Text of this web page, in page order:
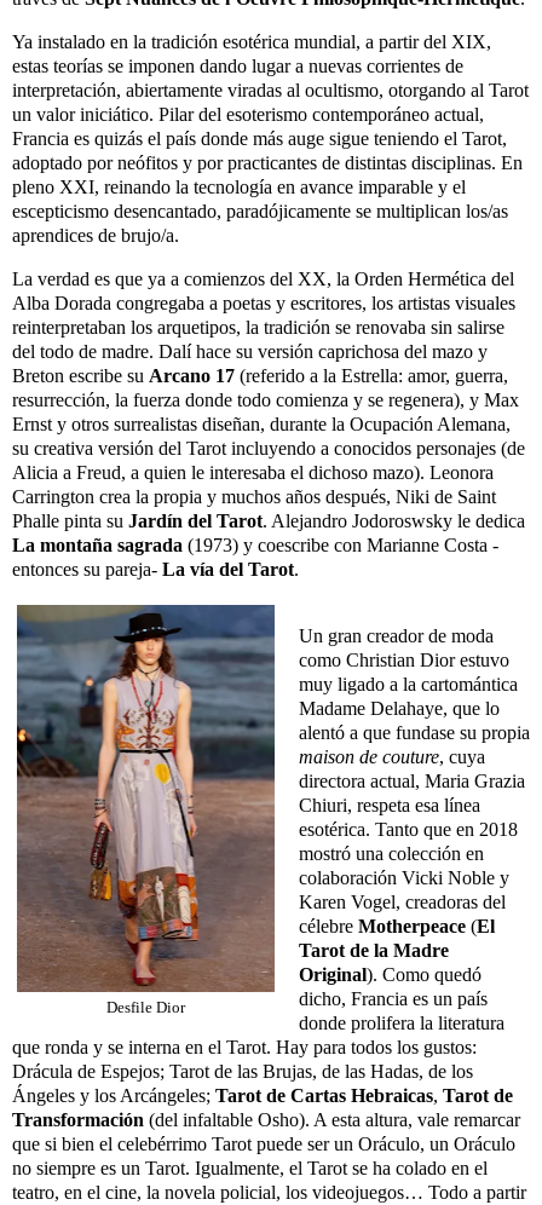
Ya instalado en la tradición esotérica mundial, a partir del XIX,
estas teorías se imponen dando lugar a nuevas corrientes de
interpretación, abiertamente viradas al ocultismo, otorgando al Tarot
un valor iniciático. Pilar del esoterismo contemporáneo actual,
Francia es quizás el país donde más auge sigue teniendo el Tarot,
adoptado por neófitos y por practicantes de distintas disciplinas. En
pleno XXI, reinando la tecnología en avance imparable y el
escepticismo desencantado, paradójicamente se multiplican los/as
aprendices de brujo/a.
La verdad es que ya a comienzos del XX, la Orden Hermética del
Alba Dorada congregaba a poetas y escritores, los artistas visuales
reinterpretaban los arquetipos, la tradición se renovaba sin salirse
del todo de madre. Dalí hace su versión caprichosa del mazo y
Breton escribe su Arcano 17 (referido a la Estrella: amor, guerra,
resurrección, la fuerza donde todo comienza y se regenera), y Max
Ernst y otros surrealistas diseñan, durante la Ocupación Alemana,
su creativa versión del Tarot incluyendo a conocidos personajes (de
Alicia a Freud, a quien le interesaba el dichoso mazo). Leonora
Carrington crea la propia y muchos años después, Niki de Saint
Phalle pinta su Jardín del Tarot. Alejandro Jodoroswsky le dedica
La montaña sagrada (1973) y coescribe con Marianne Costa -
entonces su pareja- La vía del Tarot.
Desfile Dior
Un gran creador de moda
como Christian Dior estuvo
muy ligado a la cartomántica
Madame Delahaye, que lo
alentó a que fundase su propia
maison de couture, cuya
directora actual, Maria Grazia
Chiuri, respeta esa línea
esotérica. Tanto que en 2018
mostró una colección en
colaboración Vicki Noble y
Karen Vogel, creadoras del
célebre Motherpeace(El
Tarot de la Madre
Original). Como quedó
dicho, Francia es un país
donde prolifera la literatura
que ronda y se interna en el Tarot. Hay para todos los gustos:
Drácula de Espejos; Tarot de las Brujas, de las Hadas, de los
Ángeles y los Arcángeles; Tarot de Cartas Hebraicas, Tarot de
Transformación (del infaltable Osho). A esta altura, vale remarcar
que si bien el celebérrimo Tarot puede ser un Oráculo, un Oráculo
no siempre es un Tarot. Igualmente, el Tarot se ha colado en el
teatro, en el cine, la novela policial, los videojuegos… Todo a partir